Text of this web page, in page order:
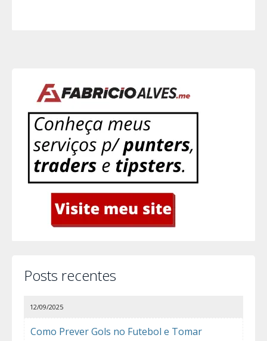
Posts recentes
Como Prever Gols no Futebol e Tomar
12/09/2025